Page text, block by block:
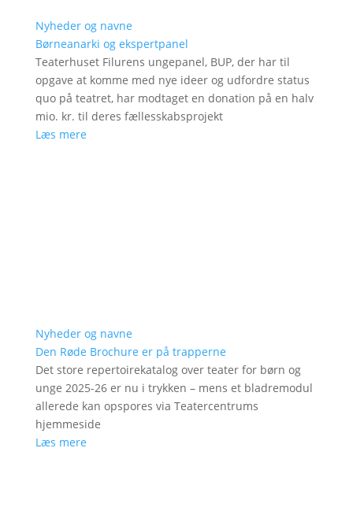
Nyheder og navne
Børneanarki og ekspertpanel
Teaterhuset Filurens ungepanel, BUP, der har til
opgave at komme med nye ideer og udfordre status
quo på teatret, har modtaget en donation på en halv
mio. kr. til deres fællesskabsprojekt
Læs mere
Nyheder og navne
Den Røde Brochure er på trapperne
Det store repertoirekatalog over teater for børn og
unge 2025-26 er nu i trykken – mens et bladremodul
allerede kan opspores via Teatercentrums
hjemmeside
Læs mere